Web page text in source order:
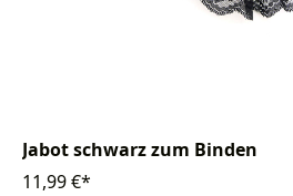
Jabot schwarz zum Binden
11,99 €*